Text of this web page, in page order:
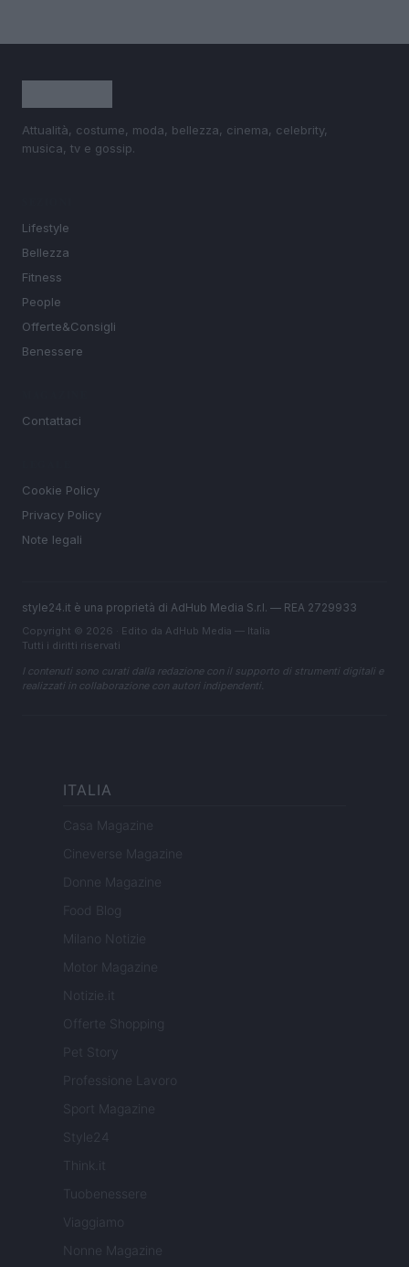
Attualità, costume, moda, bellezza, cinema, celebrity,
musica, tv e gossip.
Lifestyle
Bellezza
Fitness
People
Offerte&Consigli
Benessere
Contattaci
Cookie Policy
Privacy Policy
Note legali
style24.it è una proprietà di AdHub Media S.r.l. — REA 2729933
Copyright © 2026 · Edito da AdHub Media — Italia
Tutti i diritti riservati
I contenuti sono curati dalla redazione con il supporto di strumenti digitali e
realizzati in collaborazione con autori indipendenti.
ITALIA
Casa Magazine
Cineverse Magazine
Donne Magazine
Food Blog
Milano Notizie
Motor Magazine
Notizie.it
Offerte Shopping
Pet Story
Professione Lavoro
Sport Magazine
Style24
Think.it
Tuobenessere
Viaggiamo
Nonne Magazine